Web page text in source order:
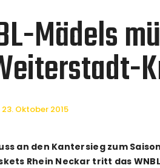
Mädels
23. Oktober 2015
an den Kantersieg zum
Rhein Neckar tritt das